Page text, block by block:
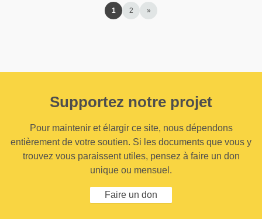
1 2 »
Supportez notre projet
Pour maintenir et élargir ce site, nous dépendons
entièrement de votre soutien. Si les documents que vous y
trouvez vous paraissent utiles, pensez à faire un don
unique ou mensuel.
Faire un don